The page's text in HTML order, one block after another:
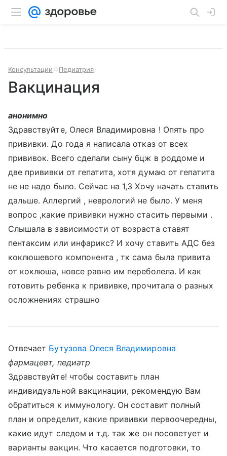
Консультации Педиатрия
Вакцинация
анонимно
Здравствуйте, Олеся Владимировна ! Опять про
прививки. До года я написала отказ от всех
прививок. Всего сделали сыну бцж в роддоме и
две прививки от гепатита, хотя думаю от гепатита
не не надо было. Сейчас на 1,3 Хочу начать ставить
дальше. Аллергий , неврологий не было. У меня
вопрос ,какие прививки нужно стасить первыми .
Слышала в зависимости от возраста ставят
пентаксим или инфарикс? И хочу ставить АДС без
коклюшевого компонента , тк сама была привита
от коклюша, новсе равно им переболела. И как
готовить ребенка к прививке, прочитала о разных
осложнениях страшно
Отвечает Бутузова Олеся Владимировна
фармацевт, педиатр
Здравствуйте! чтобы составить план
индивидуальной вакцинации, рекомендую Вам
обратиться к иммунологу. Он составит полный
план и определит, какие прививки первоочередны,
какие идут следом и т.д. так же он посоветует и
варианты вакцин. Что касается подготовки, то